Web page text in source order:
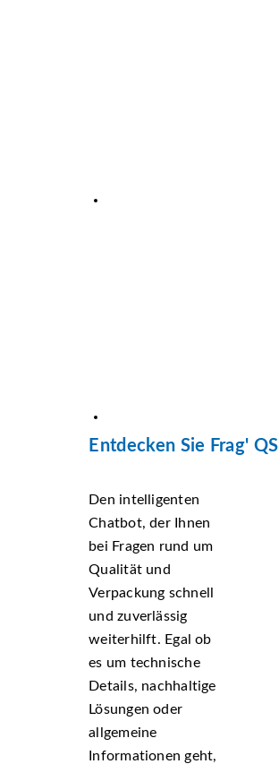
Entdecken Sie Frag' QS
Den intelligenten
Chatbot, der Ihnen
bei Fragen rund um
Qualität und
Verpackung schnell
und zuverlässig
weiterhilft. Egal ob
es um technische
Details, nachhaltige
Lösungen oder
allgemeine
Informationen geht,